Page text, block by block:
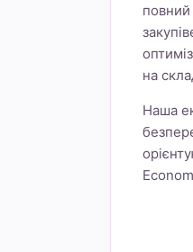
повний
на
Наша